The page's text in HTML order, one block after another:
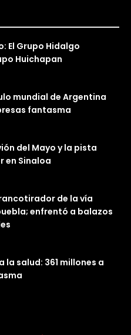
El Grupo Hidalgo
Huichapan
mundial de Argentina
fantasma
del Mayo y la pista
en Sinaloa
de la vía
enfrentó a balazos
la salud: 361 millones a